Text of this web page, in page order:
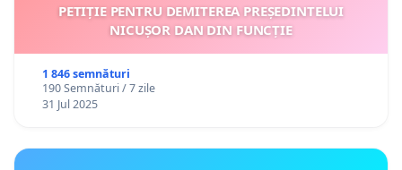
- Renunțarea la organizarea și finanțarea
spectacolelor cu artificii în cadrul Zilelor Orașului și
al altor evenimente publice organizate și finanțate
de Primăria Municipiului Alba Iulia;
PETIȚIE PENTRU DEMITEREA PREȘEDINTELUI
NICUȘOR DAN DIN FUNCȚIE
1 846 semnături
190 Semnături / 7 zile
31 Jul 2025